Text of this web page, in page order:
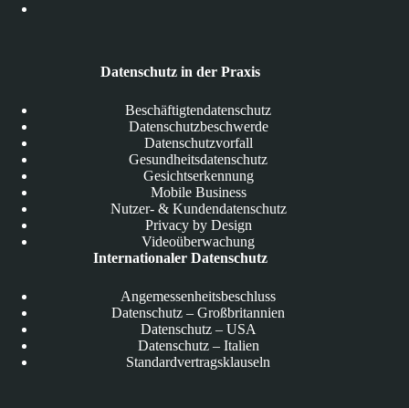
Datenschutz in der Praxis
Beschäftigtendatenschutz
Datenschutzbeschwerde
Datenschutzvorfall
Gesundheitsdatenschutz
Gesichtserkennung
Mobile Business
Nutzer- & Kundendatenschutz
Privacy by Design
Videoüberwachung
Internationaler Datenschutz
Angemessenheitsbeschluss
Datenschutz – Großbritannien
Datenschutz – USA
Datenschutz – Italien
Standardvertragsklauseln